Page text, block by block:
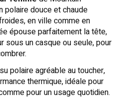
polaire douce et chaude
en ville comme en
épouse parfaitement la tête,
sous un casque ou seule, pour
polaire agréable au toucher,
thermique, idéale pour
pour un usage quotidien.